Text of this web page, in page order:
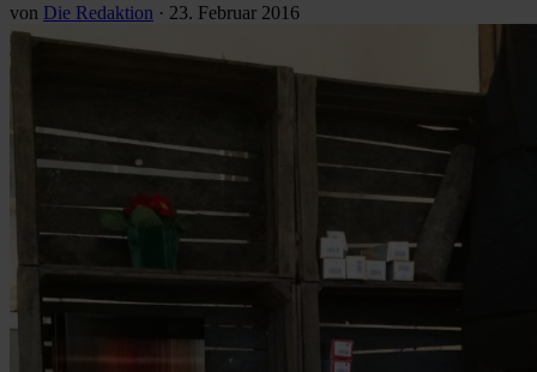
von Die Redaktion · 23. Februar 2016